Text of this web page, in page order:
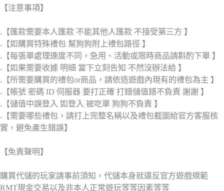
【注意事項】
.【匯款需要本人匯款 不能其他人匯款 不接受第三方 】
.【如購買特殊禮包 幫狗狗附上禮包路徑 】
.【每張單處理速度不同，急用、活動或限時商品請斟酌下單 】
.【如果需要收據 明細 當下立刻告知 不然沒辦法給 】
.【所需要購買的禮包or商品，請依造遊戲內現有的禮包為主 】
.【帳號 密碼 ID 伺服器 要打正確 打錯儲值錯不負責 謝謝 】
.【儲值中誤登入 如登入 被吃單 狗狗不負責 】
.【需要哪些禮包，請打上完整名稱以及禮包截圖給官方客服核
實，避免產生錯誤】
【免責聲明】
購買代儲的玩家請事前須知，代儲本身就違反官方遊戲規範
RMT現金交易以及非本人正常遊玩等等因素等等